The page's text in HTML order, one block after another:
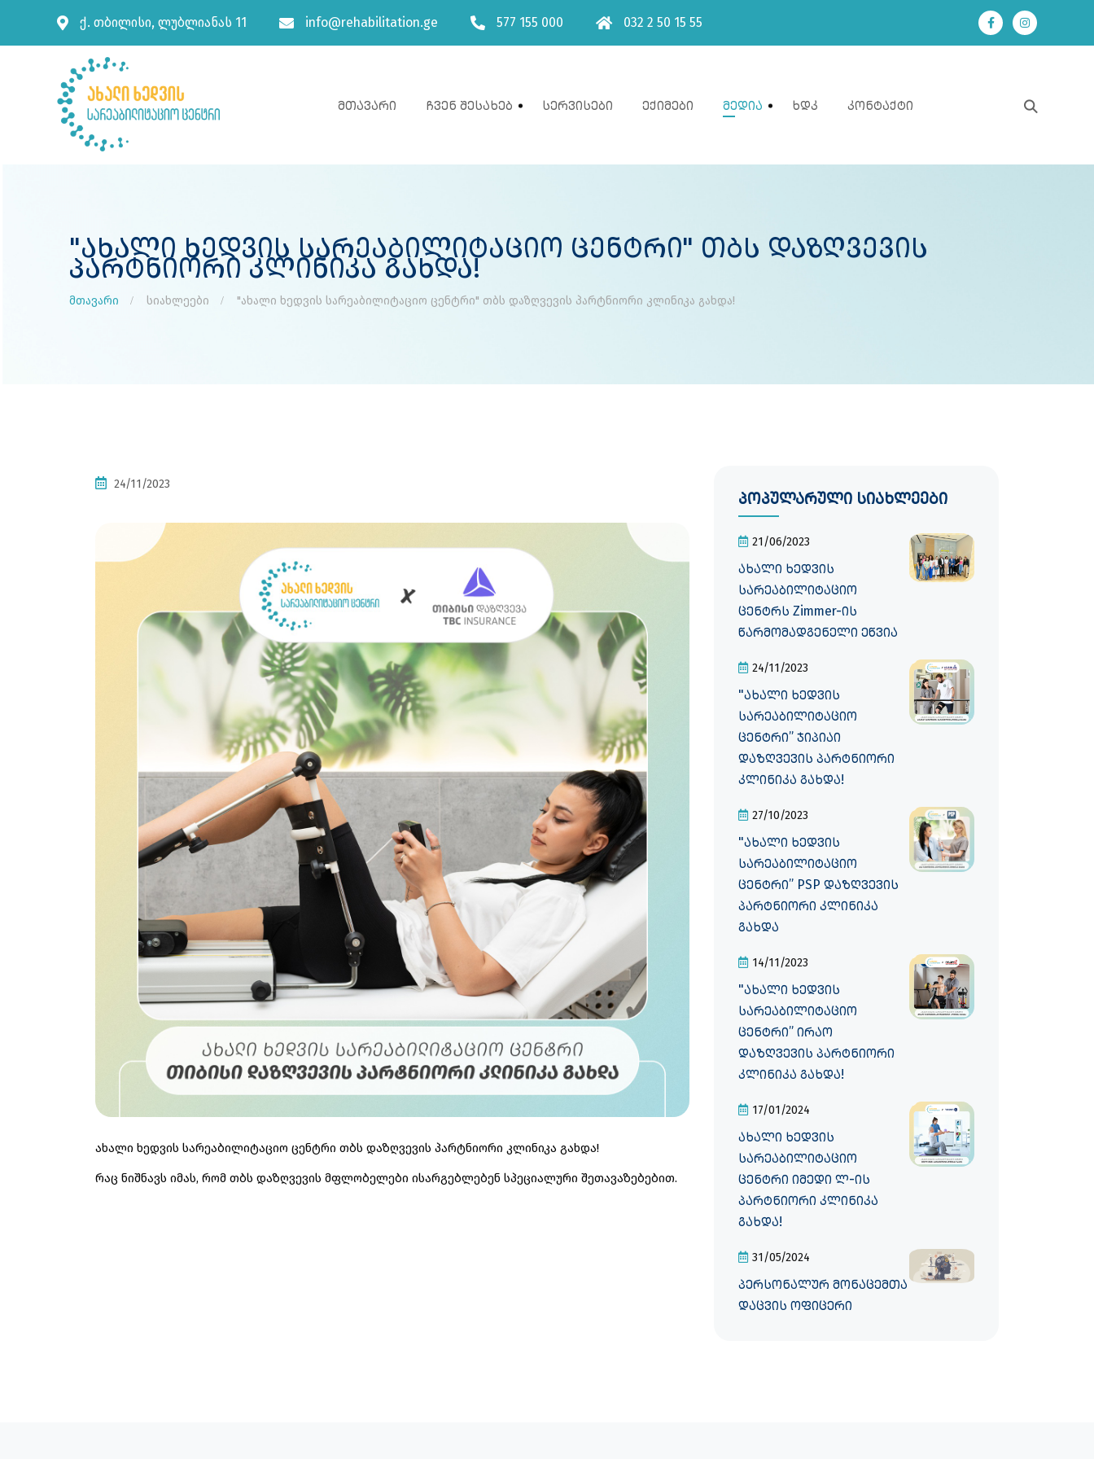
ქ. თბილისი, ლუბლიანას 11 info@rehabilitation.ge 577 155 000 032 2 50 15 55
Მთავარი Ჩვენ Შესახებ Სერვისები Ექიმები Მედია Ხდკ Კონტაქტი
"ახალი Ხედვის Სარეაბილიტაციო Ცენტრი" Თბს Დაზღვევის
Პარტნიორი Კლინიკა Გახდა!
მთავარი სიახლეები "ახალი ხედვის სარეაბილიტაციო ცენტრი" თბს დაზღვევის პარტნიორი კლინიკა გახდა!
24/11/2023
ახალი ხედვის სარეაბილიტაციო ცენტრი თბს დაზღვევის პარტნიორი კლინიკა გახდა!
რაც ნიშნავს იმას, რომ თბს დაზღვევის მფლობელები ისარგებლებენ სპეციალური შეთავაზებებით.
პოპულარული სიახლეები
21/06/2023
ახალი ხედვის
სარეაბილიტაციო
ცენტრს Zimmer-ის
წარმომადგენელი ეწვია
24/11/2023
"ახალი ხედვის
სარეაბილიტაციო
ცენტრი” ჯიპიაი
დაზღვევის პარტნიორი
კლინიკა გახდა!
27/10/2023
"ახალი ხედვის
სარეაბილიტაციო
ცენტრი” PSP დაზღვევის
პარტნიორი კლინიკა
გახდა
14/11/2023
"ახალი ხედვის
სარეაბილიტაციო
ცენტრი” ირაო
დაზღვევის პარტნიორი
კლინიკა გახდა!
17/01/2024
ახალი ხედვის
სარეაბილიტაციო
ცენტრი იმედი ლ-ის
პარტნიორი კლინიკა
გახდა!
31/05/2024
პერსონალურ მონაცემთა
დაცვის ოფიცერი